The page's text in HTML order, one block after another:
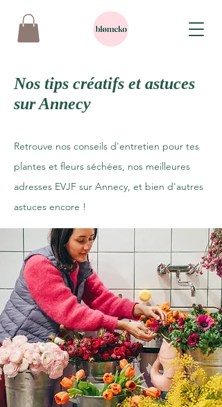
Nos tips créatifs et astuces
sur Annecy
Retrouve nos conseils d'entretien pour tes
plantes et fleurs séchées, nos meilleures
adresses EVJF sur Annecy, et bien d'autres
astuces encore !